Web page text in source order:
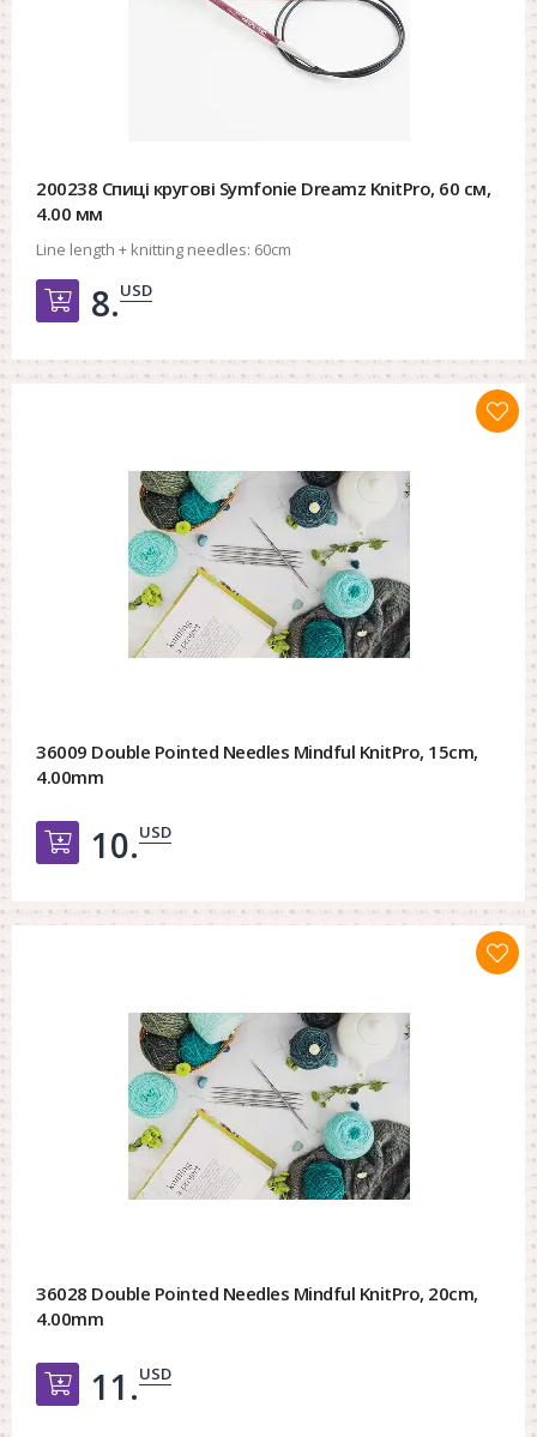
200238 Спиці кругові Symfonie Dreamz KnitPro, 60 см,
4.00 мм
Line length + knitting needles: 60cm
Добавить в корзину
8.USD
36009 Double Pointed Needles Mindful KnitPro, 15cm,
4.00mm
Добавить в корзину
10.USD
36028 Double Pointed Needles Mindful KnitPro, 20cm,
4.00mm
Добавить в корзину
11.USD